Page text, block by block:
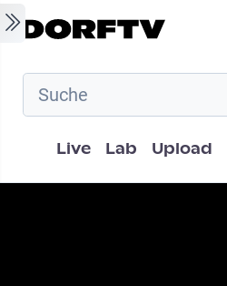
Skip to main content
Hauptnavigation
Live Lab Upload